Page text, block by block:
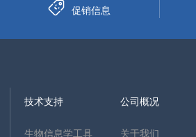
促销信息
技术支持
生物信息学工具
公司概况
关于我们